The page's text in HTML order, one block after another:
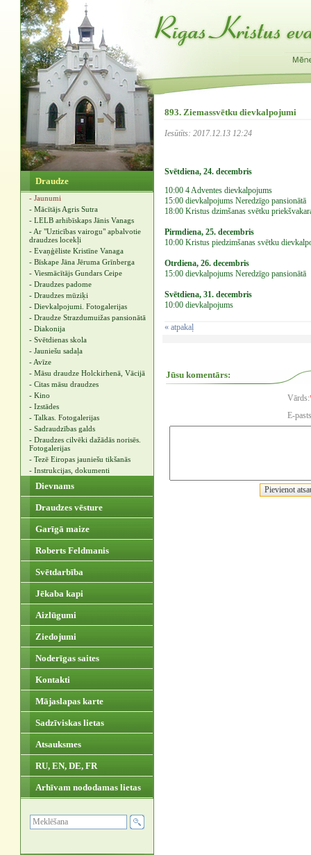
Draudze
- Jaunumi
- Mācītājs Agris Sutra
- LELB arhibīskaps Jānis Vanags
- Ar "Uzticības vairogu" apbalvotie
draudzes locekļi
- Evaņģēliste Kristīne Vanaga
- Bīskape Jāna Jēruma Grīnberga
- Viesmācītājs Gundars Ceipe
- Draudzes padome
- Draudzes mūziķi
- Dievkalpojumi. Fotogalerijas
- Draudze Strazdumuižas pansionātā
- Diakonija
- Svētdienas skola
- Jauniešu sadaļa
- Avīze
- Māsu draudze Holckirhenā, Vācijā
- Citas māsu draudzes
- Kino
- Izstādes
- Talkas. Fotogalerijas
- Sadraudzības galds
- Draudzes cilvēki dažādās norisēs.
Fotogalerijas
- Tezē Eiropas jauniešu tikšanās
- Instrukcijas, dokumenti
Dievnams
Draudzes vēsture
Garīgā maize
Roberts Feldmanis
Svētdarbība
Jēkaba kapi
Aizlūgumi
Ziedojumi
Noderīgas saites
Kontakti
Mājaslapas karte
Sadzīviskas lietas
Atsauksmes
RU, EN, DE, FR
Arhīvam nododamas lietas
893. Ziemassvētku dievkalpojumi
Iesūtīts: 2017.12.13 12:24
Svētdiena, 24. decembris
10:00 4 Adventes dievkalpojums
15:00 dievkalpojums Neredzīgo pansionātā
18:00 Kristus dzimšanas svētku
Pirmdiena, 25. decembris
10:00 Kristus piedzimšanas svētku
Otrdiena, 26. decembris
15:00 dievkalpojums Neredzīgo pansionātā
Svētdiena, 31. decembris
10:00 dievkalpojums
« atpakaļ
Jūsu komentārs:
Vārds:
E-